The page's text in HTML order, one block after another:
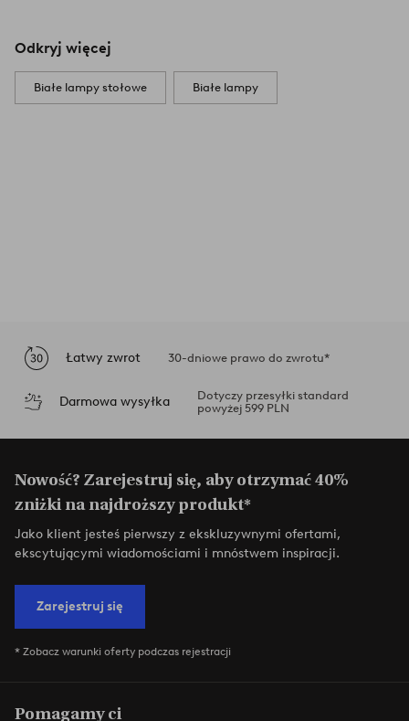
Odkryj więcej
Białe lampy stołowe Białe lampy
Łatwy zwrot 30-dniowe prawo do zwrotu*
Darmowa wysyłka
Dotyczy przesyłki standard
powyżej 599 PLN
Nowość? Zarejestruj się, aby otrzymać 40%
zniżki na najdroższy produkt*
Jako klient jesteś pierwszy z ekskluzywnymi ofertami,
ekscytującymi wiadomościami i mnóstwem inspiracji.
Zarejestruj się
* Zobacz warunki oferty podczas rejestracji
Pomagamy ci